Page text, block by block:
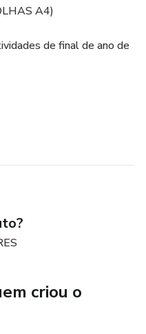
A4)
de final de ano de
criou o